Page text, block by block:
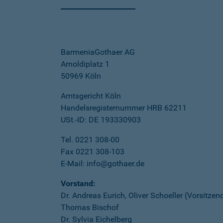
BarmeniaGothaer AG
Arnoldiplatz 1
50969 Köln
Amtsgericht Köln
Handelsregisternummer HRB 62211
USt.-ID: DE 193330903
Tel. 0221 308-00
Fax 0221 308-103
E-Mail: info@gothaer.de
Vorstand:
Dr. Andreas Eurich, Oliver Schoeller
Thomas Bischof
Dr. Sylvia Eichelberg